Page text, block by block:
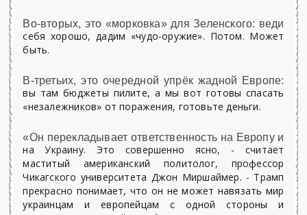
Во-вторых, это «морковка» для Зеленского: веди
себя хорошо, дадим «чудо-оружие». Потом. Может
быть.
В-третьих, это очередной упрёк жадной Европе:
вы там бюджеты пилите, а мы вот готовы спасать
«незалежников» от поражения, готовьте деньги.
«Он перекладывает ответственность на Европу и
на Украину. Это совершенно ясно, - считает
маститый американский политолог, профессор
Чикагского университета Джон Миршаймер. - Трамп
прекрасно понимает, что он не может навязать мир
украинцам и европейцам с одной стороны и